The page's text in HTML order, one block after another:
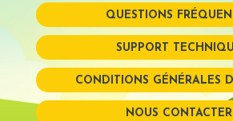
QUESTIONS
SUPPORT
CONDITIONS GÉNÉRALES
NOUS CONTACTER